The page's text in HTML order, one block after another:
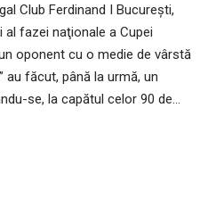
Club Ferdinand I Bucureşti,
fazei naţionale a Cupei
oponent cu o medie de vârstă
au făcut, până la urmă, un
se, la capătul celor 90 de...